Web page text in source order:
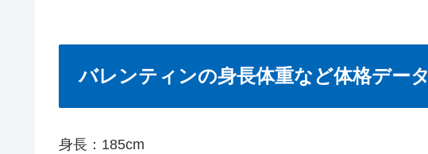
バレンティンの身長体重など体格データ
身長：185cm